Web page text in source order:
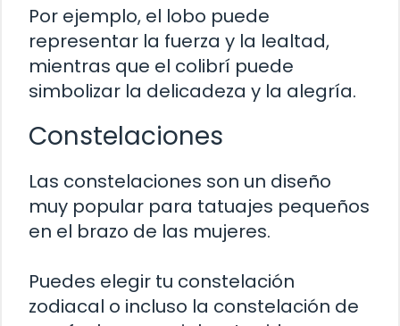
Por ejemplo, el lobo puede
representar la fuerza y la lealtad,
mientras que el colibrí puede
simbolizar la delicadeza y la alegría.
Constelaciones
Las constelaciones son un diseño
muy popular para tatuajes pequeños
en el brazo de las mujeres.
Puedes elegir tu constelación
zodiacal o incluso la constelación de